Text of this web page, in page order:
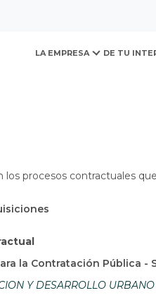
y
LA EMPRESA DE TU
los procesos contractuales
la Contratación Pública -
Y DESARROLLO